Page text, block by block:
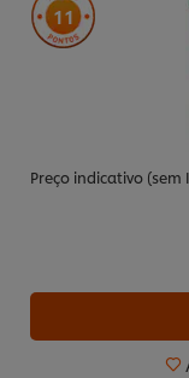
11
Preço indicativo (sem